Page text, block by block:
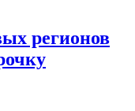
регионов